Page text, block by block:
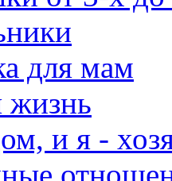
для мам
жизнь
и я -